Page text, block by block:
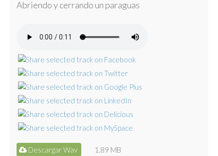
Abriendo y cerrando un paraguas
Descargar Wav 1.89 MB